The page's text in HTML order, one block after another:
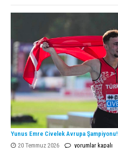
Türkiye
gelen
Avrupa
İkinciliği!
Yunus Emre Civelek Avrupa Şampiyonu!
20 Temmuz 2026
Yunus
yorumlar kapalı